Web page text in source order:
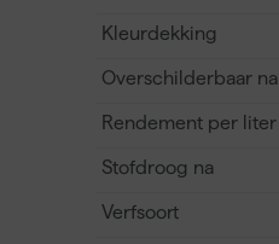
Kleurdekking
Overschilderbaar na
Rendement per liter
Stofdroog na
Verfsoort